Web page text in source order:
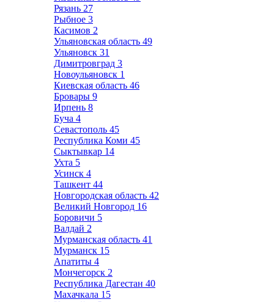
Рязань 27
Рыбное 3
Касимов 2
Ульяновская область 49
Ульяновск 31
Димитровград 3
Новоульяновск 1
Киевская область 46
Бровары 9
Ирпень 8
Буча 4
Севастополь 45
Республика Коми 45
Сыктывкар 14
Ухта 5
Усинск 4
Ташкент 44
Новгородская область 42
Великий Новгород 16
Боровичи 5
Валдай 2
Мурманская область 41
Мурманск 15
Апатиты 4
Мончегорск 2
Республика Дагестан 40
Махачкала 15